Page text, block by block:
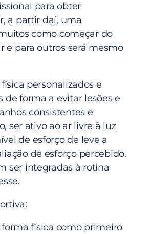
para obter
a partir daí, uma
como começar do
e para outros será mesmo
personalizados e
de forma a evitar lesões e
consistentes e
ser ativo ao ar livre à luz
de esforço de leve a
de esforço percebido.
ser integradas à rotina
física como primeiro